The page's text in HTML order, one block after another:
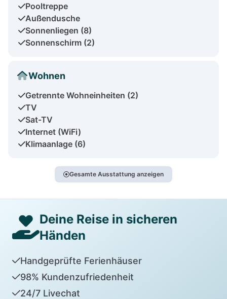
Pooltreppe
Außendusche
Sonnenliegen (8)
Sonnenschirm (2)
Wohnen
Getrennte Wohneinheiten (2)
TV
Sat-TV
Internet (WiFi)
Klimaanlage (6)
Gesamte Ausstattung anzeigen
Deine Reise in sicheren
Händen
Handgeprüfte Ferienhäuser
98% Kundenzufriedenheit
24/7 Livechat